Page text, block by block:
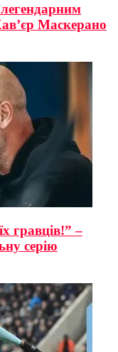
легендарним
Маскерано
гравців!” –
серію